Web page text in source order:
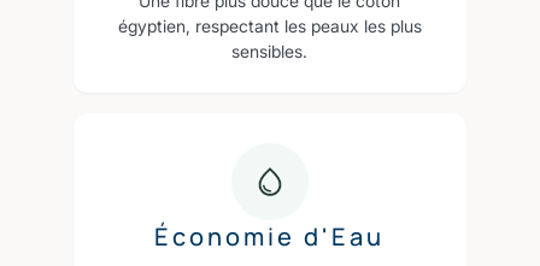
égyptien, respectant les peaux les plus
sensibles.
Économie d'Eau